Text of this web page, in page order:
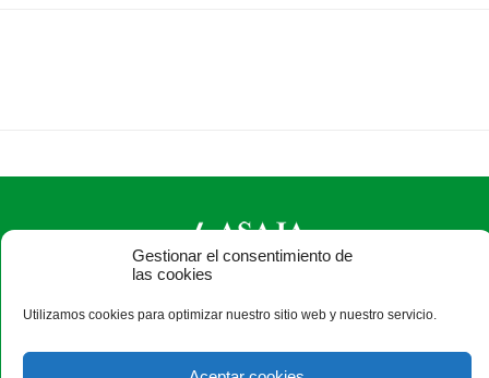
Gestionar el consentimiento de
las cookies
Utilizamos cookies para optimizar nuestro sitio web y nuestro servicio.
ASAJA León - Jóvenes Agricultores
987 24 52 31 · Fax: +34 987 87 60 12 ·